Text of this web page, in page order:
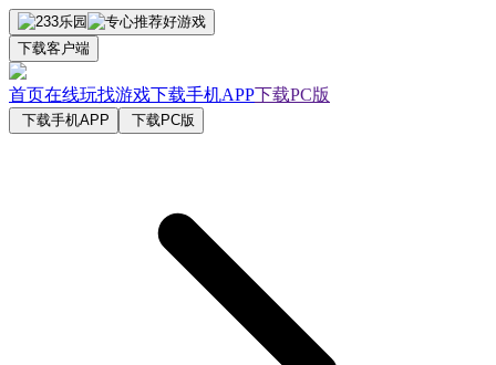
下载客户端
首页在线玩找游戏下载手机APP下载PC版
下载手机APP 下载PC版